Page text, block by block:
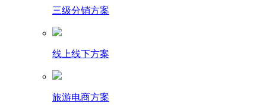
三级分销方案
线上线下方案
旅游电商方案